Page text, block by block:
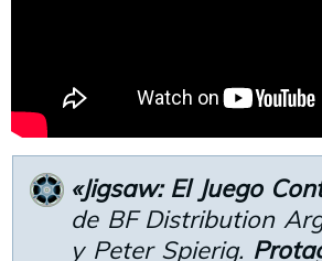
«Jigsaw: El Juego
de BF Distribution
y Peter Spierig.